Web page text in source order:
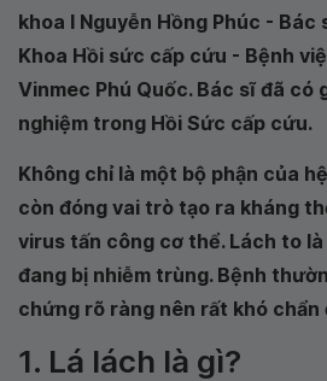
khoa I Nguyễn Hồng Phúc -
Khoa Hồi sức cấp cứu - Bệnh
Vinmec Phú Quốc. Bác sĩ đã có
nghiệm trong Hồi Sức cấp cứu.
Không chỉ là một bộ phận của
còn đóng vai trò tạo ra kháng
virus tấn công cơ thể. Lách to
đang bị nhiễm trùng. Bệnh
chứng rõ ràng nên rất khó chẩn
1. Lá lách là gì?